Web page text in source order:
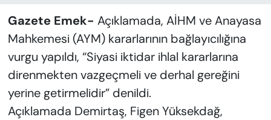
Gazete Emek- Açıklamada, AİHM ve Anayasa
Mahkemesi (AYM) kararlarının bağlayıcılığına
vurgu yapıldı, “Siyasi iktidar ihlal kararlarına
direnmekten vazgeçmeli ve derhal gereğini
yerine getirmelidir” denildi.
Açıklamada Demirtaş, Figen Yüksekdağ,
YAZAR KÖŞESİ
SİYASET
VAN VE DİYARBAKIR HABERLERİ